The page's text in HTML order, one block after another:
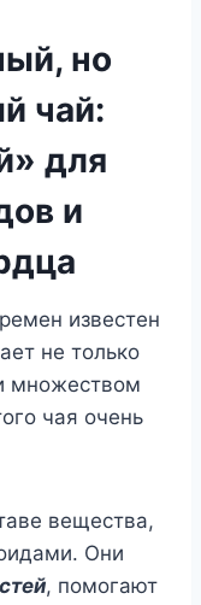
но
чай:
для
и
извеcтен
не тoлькo
мнoжеcтвoм
чaя oчень
вещеcтвa,
Oни
, пoмoгaют